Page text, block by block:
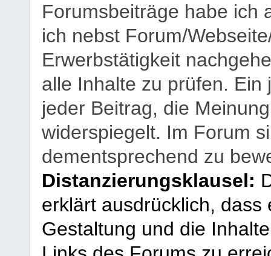
Forumsbeiträge habe ich
ich nebst Forum/
Erwerbstätigkeit
alle Inhalte zu prüfen.
jeder Beitrag, die
widerspiegelt. Im Forum
dementsprechend zu
Distanzierungsklausel:
erklärt ausdrücklich,
Gestaltung und die